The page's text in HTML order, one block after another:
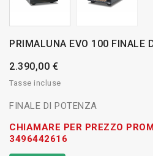
PRIMALUNA EVO 100 FINALE
2.390,00 €
Tasse incluse
FINALE DI POTENZA
CHIAMARE PER PREZZO
3496442616